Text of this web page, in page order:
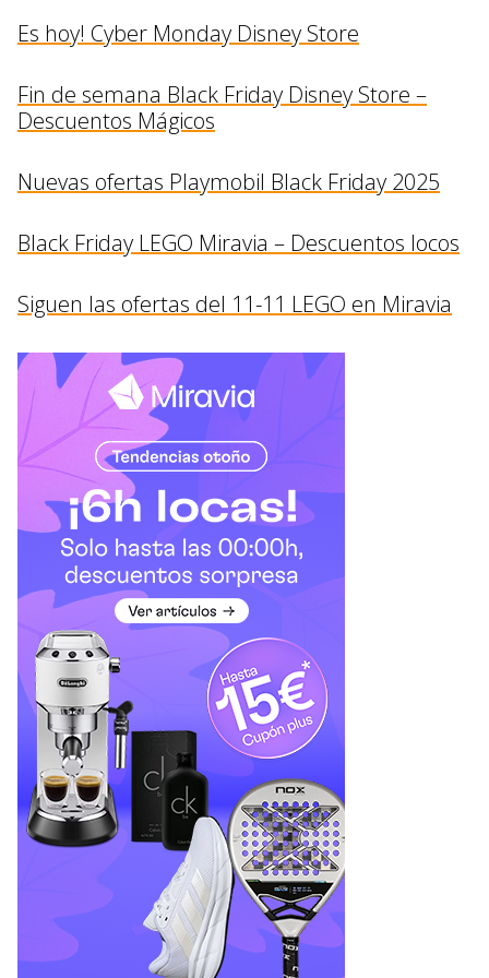
Es hoy! Cyber Monday Disney Store
Fin de semana Black Friday Disney Store –
Descuentos Mágicos
Nuevas ofertas Playmobil Black Friday 2025
Black Friday LEGO Miravia – Descuentos locos
Siguen las ofertas del 11-11 LEGO en Miravia